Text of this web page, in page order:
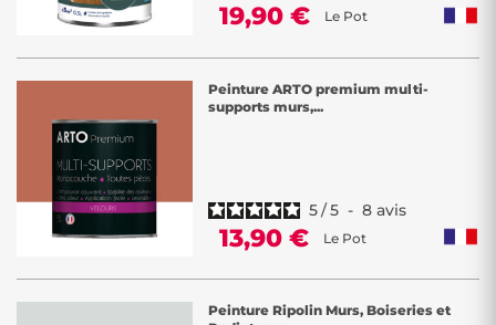
19,90 € Le Pot
Peinture ARTO premium multi-
supports murs,...
5/5 - 8 avis
13,90 € Le Pot
Peinture Ripolin Murs, Boiseries et